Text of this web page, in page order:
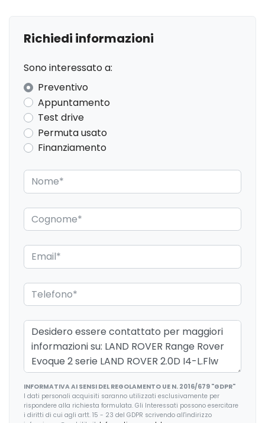
Bocchette climatizzatore per i passeggeri posteriori
Brake pad wear indicator
Cambio automatico a 9 rapporti
Cerchi in lega da 18 a 5 razze doppie con rifinitura gloss
sparkle silver style 5075
Chiusura automatica delle portiere configurabile
Climatizzatore a 2 zone
Colonna sterzo regolabile manualmente
Computer di bordo
Controllo elettronico della trazione (etc)
Cruise control - controllo della velocità di crociera
Differenziale elettronico attivo con torque vectoring by
braking
Dispositivo di ausilio alla frenata di emergenza (eba)
Doppi portabicchieri anteriori con copertura
Dynamic stability control (dsc)
Eco hmi con analisi dei parametri di guida
Richiedi informazioni
Sono interessato a:
Preventivo
Appuntamento
Test drive
Permuta usato
Finanziamento
INFORMATIVA AI SENSI DEL REGOLAMENTO UE N. 2016/679 "GDPR"
I dati personali acquisiti saranno utilizzati esclusivamente per
rispondere alla richiesta formulata. Gli Interessati possono esercitare
i diritti di cui agli artt. 15 - 23 del GDPR scrivendo all'indirizzo